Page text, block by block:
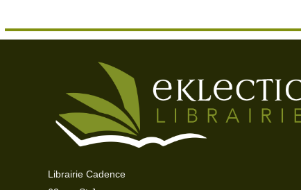
Librairie Cadence